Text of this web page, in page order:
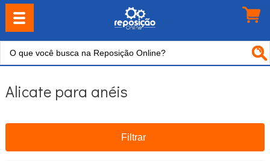
Alicate para anéis
Filtrar